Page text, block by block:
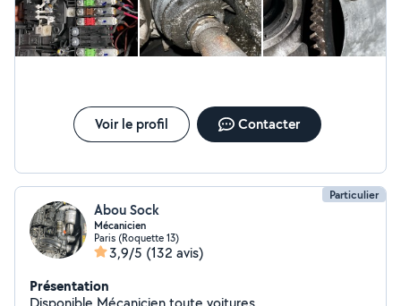
Voir le profil Contacter
Particulier
Abou Sock
Mécanicien
Paris (Roquette 13)
3,9/5 (132 avis)
Présentation